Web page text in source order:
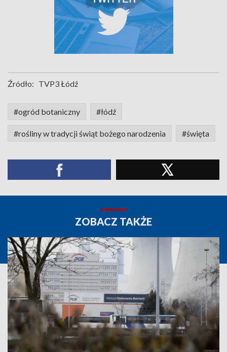
Źródło: TVP3 Łódź
#ogród botaniczny #łódź
#rośliny w tradycji świąt bożego narodzenia #święta
ZOBACZ TAKŻE